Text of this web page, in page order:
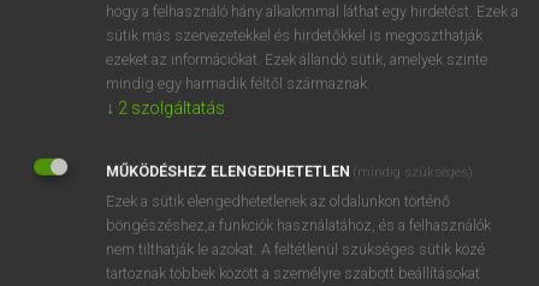
szüneteltet
szűnik
hogy a felhasználó hány alkalommal láthat egy hirdetést. Ezek a
sütik más szervezetekkel és hirdetőkkel is megoszthatják
ezeket az információkat. Ezek állandó sütik, amelyek szinte
mindig egy harmadik féltől származnak.
↓ 2 szolgáltatás
MŰKÖDÉSHEZ ELENGEDHETETLEN (mindig szükséges)
Ezek a sütik elengedhetetlenek az oldalunkon történő
böngészéshez,a funkciók használatához, és a felhasználók
nem tilthatják le azokat. A feltétlenül szükséges sütik közé
tartoznak többek között a személyre szabott beállításokat